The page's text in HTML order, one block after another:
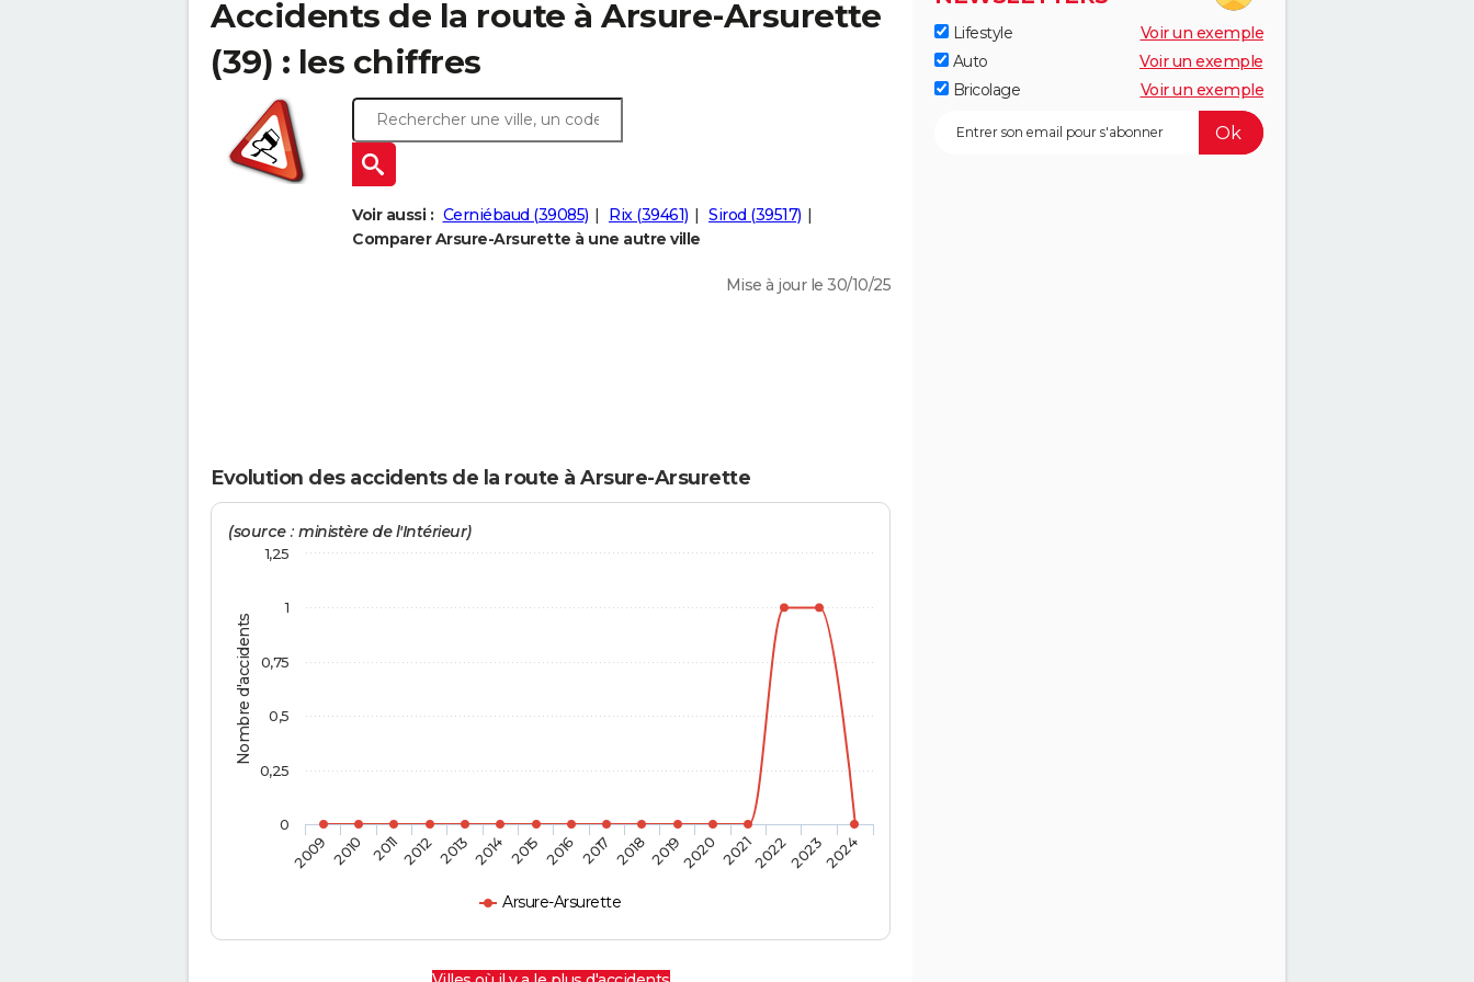
Accidents de la route à Arsure-Arsurette
(39) : les chiffres
Voir aussi : Cerniébaud (39085) Rix (39461)
Sirod (39517)
Comparer Arsure-Arsurette à une autre ville
Mise à jour le 30/10/25
Evolution des accidents de la route à Arsure-Arsurette
Nombre d'accidents
(source : ministère de l'Intérieur)
Arsure-Arsurette
2009 2010 20112012 2013 2014 2015 2016 2017 201820192020 2021202220232024
0
0,25
0,5
0,75
1
1,25
Lifestyle
Voir un exemple
Auto
Voir un exemple
Bricolage
Voir un exemple